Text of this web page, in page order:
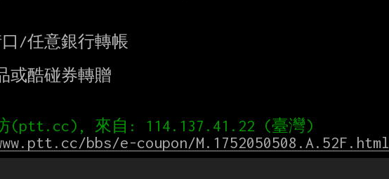
/任意銀行轉帳
或酷碰券轉贈
bbs/e-coupon/M.1752050508.A.52F.html